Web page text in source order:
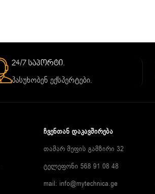
24/7 საპორტი.
პასუხობენ ექსპერტები.
ᲩᲕᲔᲜᲗᲐᲜ ᲓᲐᲙᲐᲕᲨᲘᲠᲔᲑᲐ
თამარ მეფის გამზირი 32
ტელეფონი 568 91 08 48
mail: info@mytechnica.ge